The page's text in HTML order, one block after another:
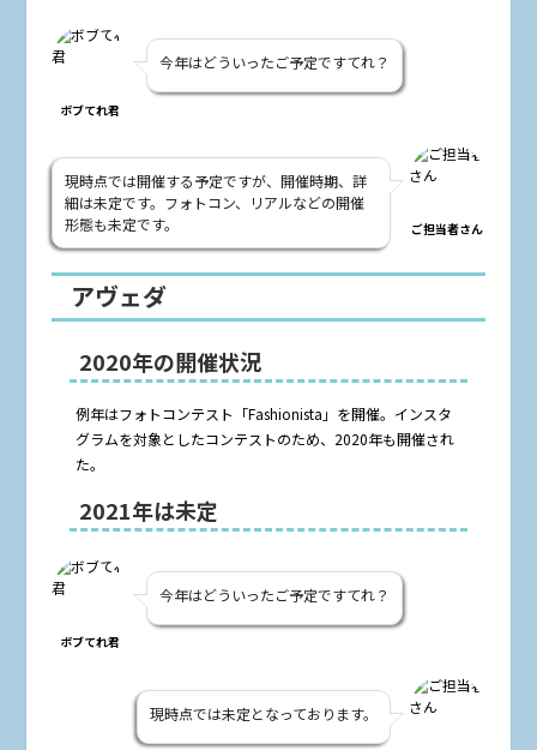
ボブてれ君
今年はどういったご予定ですてれ？
現時点では開催する予定ですが、開催時期、詳
細は未定です。フォトコン、リアルなどの開催
形態も未定です。
ご担当者さん
アヴェダ
2020年の開催状況
例年はフォトコンテスト「Fashionista」を開催。インスタ
グラムを対象としたコンテストのため、2020年も開催され
た。
2021年は未定
ボブてれ君
今年はどういったご予定ですてれ？
現時点では未定となっております。